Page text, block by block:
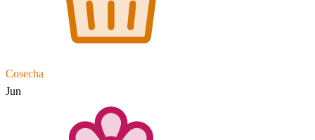
Cosecha
Jun